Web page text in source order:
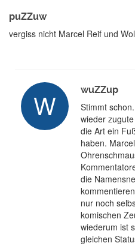
puZZuw
vergiss nicht Marcel Reif und
wuZZup
Stimmt
wieder
die Art ein
haben.
die
nur noch
komischen
wiederum ist
gleichen